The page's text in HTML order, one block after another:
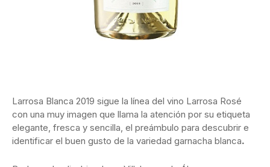
Larrosa Blanca 2019 sigue la línea del vino Larrosa Rosé
con una muy imagen que llama la atención por su etiqueta
elegante, fresca y sencilla, el preámbulo para descubrir e
identificar el buen gusto de la variedad garnacha blanca.